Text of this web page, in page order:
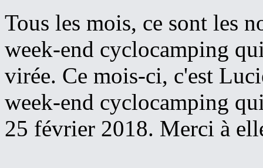
Tous les mois, ce sont les
week-end cyclocamping
virée. Ce mois-ci, c'est
week-end cyclocamping
25 février 2018. Merci à